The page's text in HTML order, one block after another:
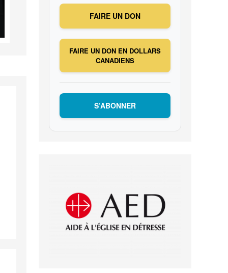
FAIRE UN DON
FAIRE UN DON EN DOLLARS
CANADIENS
S’ABONNER